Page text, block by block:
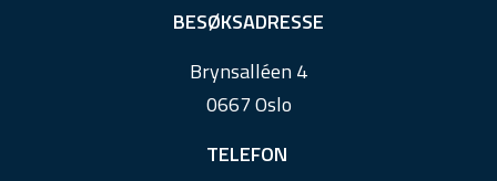
BESØKSADRESSE
Brynsalléen 4
0667 Oslo
TELEFON